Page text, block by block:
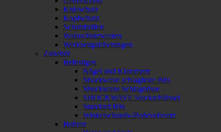
Knieschutz
Kopfschutz
Schutzbrillen
Warnschutzwesten
Werkzeugsicherungen
Zubehör
Befestigen
Nägel und Klammern
Shockwave schlagfeste Bits
Shockwave Schlagnüsse
SHOCKWAVE Steckschlüssel
Standard Bits
Winkelschraub-/Bohrvohrsatz
Bohren